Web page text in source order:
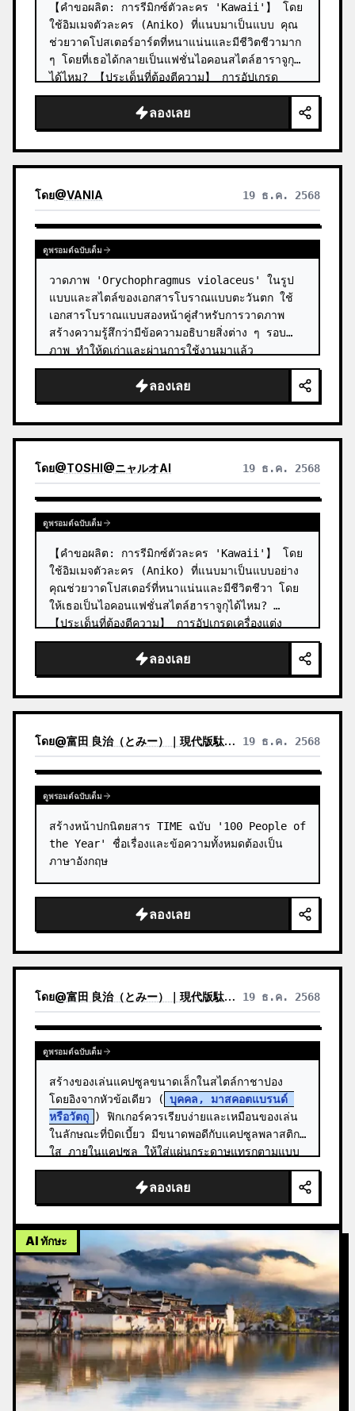
【คำขอผลิต: การรีมิกซ์ตัวละคร 'Kawaii'】 โดย
ใช้อิมเมจตัวละคร (Aniko) ที่แนบมาเป็นแบบ คุณ
ช่วยวาดโปสเตอร์อาร์ตที่หนาแน่นและมีชีวิตชีวามาก
ๆ โดยที่เธอได้กลายเป็นแฟชั่นไอคอนสไตล์ฮาราจูกุ
ได้ไหม? 【ประเด็นที่ต้องตีความ】 การอัปเกรด
เครื่องแต่งกาย: อย่าจำกัดอยู่แค่ชุดนักเ…
ลองเลย
โดย@VANIA 19 ธ.ค. 2568
ดูพรอมต์ฉบับเต็ม
วาดภาพ 'Orychophragmus violaceus' ในรูป
แบบและสไตล์ของเอกสารโบราณแบบตะวันตก ใช้
เอกสารโบราณแบบสองหน้าคู่สำหรับการวาดภาพ
สร้างความรู้สึกว่ามีข้อความอธิบายสิ่งต่าง ๆ รอบ
ภาพ ทำให้ดูเก่าและผ่านการใช้งานมาแล้ว
ลองเลย
โดย@TOSHI@ニャルオAI 19 ธ.ค. 2568
ดูพรอมต์ฉบับเต็ม
【คำขอผลิต: การรีมิกซ์ตัวละคร 'Kawaii'】 โดย
ใช้อิมเมจตัวละคร (Aniko) ที่แนบมาเป็นแบบอย่าง
คุณช่วยวาดโปสเตอร์ที่หนาแน่นและมีชีวิตชีวา โดย
ให้เธอเป็นไอคอนแฟชั่นสไตล์ฮาราจูกุได้ไหม?
【ประเด็นที่ต้องตีความ】 การอัปเกรดเครื่องแต่ง
กาย: อย่าจำกัดอยู่แค่ชุดนักเรียนในภาพต้น…
ลองเลย
โดย@富田 良治（とみー）｜現代版駄菓子屋 富田商店｜スナックトミタ 19 ธ.ค. 2568
ดูพรอมต์ฉบับเต็ม
สร้างหน้าปกนิตยสาร TIME ฉบับ '100 People of
the Year' ชื่อเรื่องและข้อความทั้งหมดต้องเป็น
ภาษาอังกฤษ
ลองเลย
โดย@富田 良治（とみー）｜現代版駄菓子屋 富田商店｜スナックトミタ 19 ธ.ค. 2568
ดูพรอมต์ฉบับเต็ม
สร้างของเล่นแคปซูลขนาดเล็กในสไตล์กาชาปอง
โดยอิงจากหัวข้อเดียว ( บุคคล, มาสคอตแบรนด์
หรือวัตถุ ) ฟิกเกอร์ควรเรียบง่ายและเหมือนของเล่น
ในลักษณะที่บิดเบี้ยว มีขนาดพอดีกับแคปซูลพลาสติก
ใส ภายในแคปซูล ให้ใส่แผ่นกระดาษแทรกตามแบบ
ฉบับขอ…
ลองเลย
AI ทักษะ